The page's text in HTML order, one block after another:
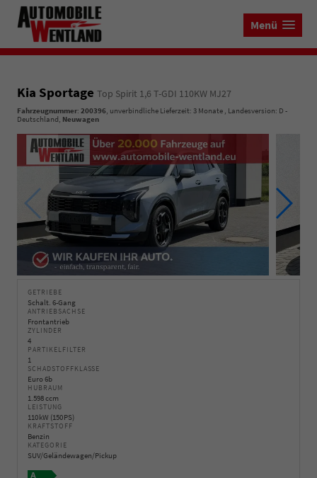
Menü
Kia Sportage Top Spirit 1,6 T-GDI 110KW MJ27
Fahrzeugnummer: 200396, unverbindliche Lieferzeit: 3 Monate , Landesversion: D -
Deutschland, Neuwagen
GETRIEBE
Schalt. 6-Gang
ANTRIEBSACHSE
Frontantrieb
ZYLINDER
4
PARTIKELFILTER
1
SCHADSTOFFKLASSE
Euro 6b
HUBRAUM
1.598 ccm
LEISTUNG
110 kW (150 PS)
KRAFTSTOFF
Benzin
KATEGORIE
SUV/Geländewagen/Pickup